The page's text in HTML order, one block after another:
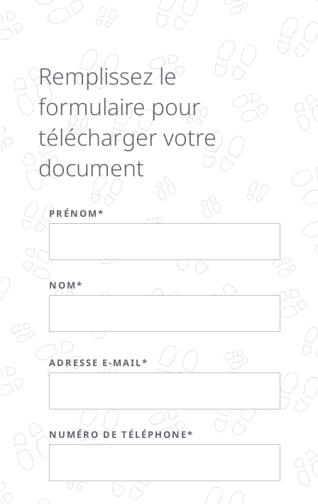
Remplissez le
formulaire pour
télécharger votre
document
PRÉNOM*
NOM*
ADRESSE E-MAIL*
NUMÉRO DE TÉLÉPHONE*